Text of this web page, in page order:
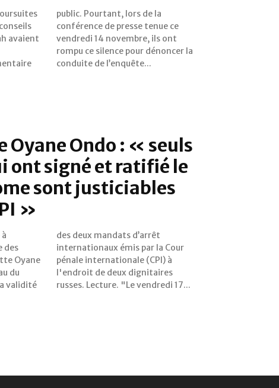
avaient
de la
ce
ils ont
conduite de l’enquête...
Oyane Ondo : « seuls
ont signé et ratifié le
sont justiciables
»
des
Oyane
du
validité
(CPI) à
russes. Lecture. "Le vendredi 17...